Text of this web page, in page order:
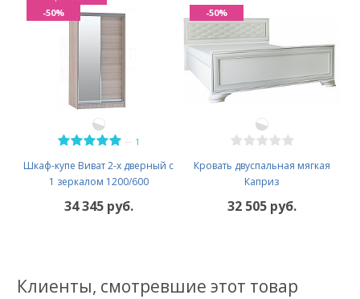
1
Шкаф-купе Виват 2-х дверный с
1 зеркалом 1200/600
34 345 руб.
-50%
Кровать двуспальная мягкая
Каприз
32 505 руб.
-50%
Клиенты, смотревшие этот товар